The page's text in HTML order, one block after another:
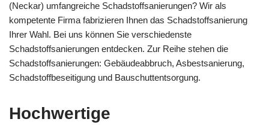
(Neckar) umfangreiche Schadstoffsanierungen? Wir als
kompetente Firma fabrizieren Ihnen das Schadstoffsanierung
Ihrer Wahl. Bei uns können Sie verschiedenste
Schadstoffsanierungen entdecken. Zur Reihe stehen die
Schadstoffsanierungen: Gebäudeabbruch, Asbestsanierung,
Schadstoffbeseitigung und Bauschuttentsorgung.
Hochwertige